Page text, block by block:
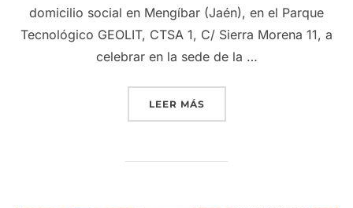
domicilio social en Mengíbar (Jaén), en el Parque
Tecnológico GEOLIT, CTSA 1, C/ Sierra Morena 11, a
celebrar en la sede de la …
LEER MÁS«GRUPO INTERÓLEO